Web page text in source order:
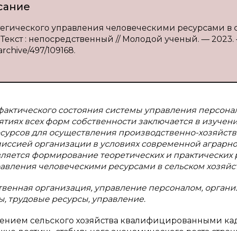
управления человеческими ресурсами в
: непосредственный // Молодой ученый. —
497/109168.
состояния системы управления
всех форм собственности заключается в
для осуществления производственно-
организации в условиях современной
формирование теоретических и
человеческими ресурсами в сельском
организация, управление персоналом,
трудовые ресурсы, управление.
сельского хозяйства квалифицированными